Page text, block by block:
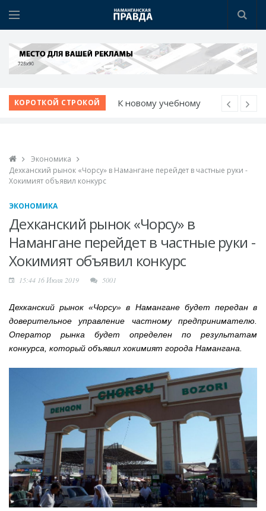
КОРОТКОЙ СТРОКОЙ
К новому учебному
рабочие места: проекты
Учкургана набирают
темп
Точки роста
Новая жизнь махаллей:
преобразования
продолжаются
Экономика
Дехканский рынок «Чорсу» в Намангане перейдет в частные руки -
Хокимият объявил конкурс
ЭКОНОМИКА
Дехканский рынок «Чорсу» в
Намангане перейдет в частные руки -
Хокимият объявил конкурс
15:44 16 Июля 2019 5001
Дехканский рынок «Чорсу» в Намангане будет передан в
доверительное управление частному предпринимателю.
Оператор рынка будет определен по результатам
конкурса, который объявил хокимият города Намангана.